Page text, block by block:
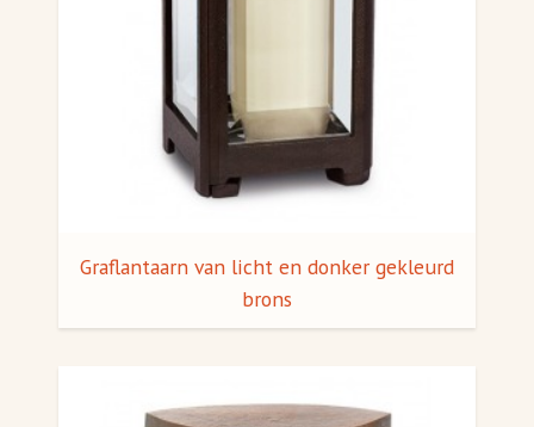
Graflantaarn van licht en donker gekleurd
brons